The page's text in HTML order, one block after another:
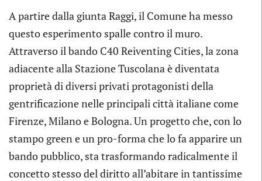
A partire dalla giunta Raggi, il Comune ha messo
questo esperimento spalle contro il muro.
Attraverso il bando C40 Reiventing Cities, la zona
adiacente alla Stazione Tuscolana è diventata
proprietà di diversi privati protagonisti della
gentrificazione nelle principali città italiane come
Firenze, Milano e Bologna. Un progetto che, con lo
stampo green e un pro-forma che lo fa apparire un
bando pubblico, sta trasformando radicalmente il
concetto stesso del diritto all’abitare in tantissime